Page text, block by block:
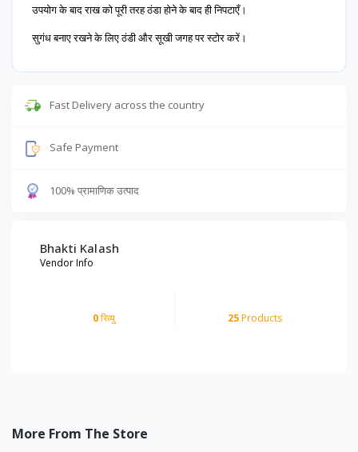
उपयोग के बाद राख को पूरी तरह ठंडा होने के बाद ही निपटाएँ।
सुगंध बनाए रखने के लिए ठंडी और सूखी जगह पर स्टोर करें।
Fast Delivery across the country
Safe Payment
100% प्रामाणिक उत्पाद
Bhakti Kalash
Vendor Info
0रिव्यु 25Products
More From The Store